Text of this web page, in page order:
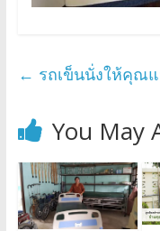
← รถเข็นนั่งให้คุณ
You May